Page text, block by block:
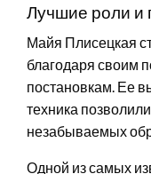
Лучшие роли и
Майя Плисецкая
благодаря своим
постановкам. Ее
техника
незабываемых
Одной из самых